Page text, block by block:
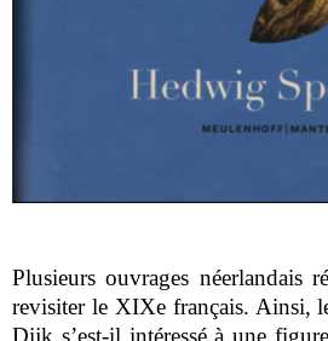
Plusieurs ouvrages néerlandais
revisiter le XIXefrançais. Ainsi,